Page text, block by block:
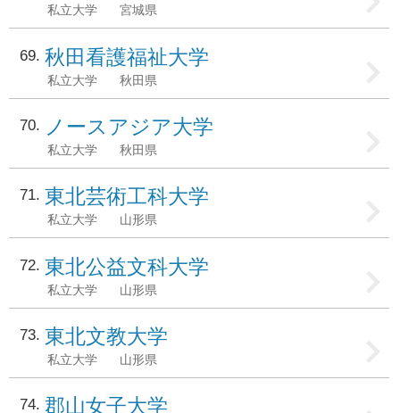
私立大学 宮城県
69 秋田看護福祉大学
私立大学 秋田県
70 ノースアジア大学
私立大学 秋田県
71 東北芸術工科大学
私立大学 山形県
72 東北公益文科大学
私立大学 山形県
73 東北文教大学
私立大学 山形県
74 郡山女子大学